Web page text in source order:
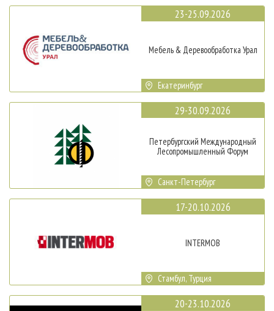
23-25.09.2026
Мебель & Деревообработка Урал
Екатеринбург
29-30.09.2026
Петербургский Международный
Лесопромышленный Форум
Санкт-Петербург
17-20.10.2026
INTERMOB
Стамбул, Турция
20-23.10.2026